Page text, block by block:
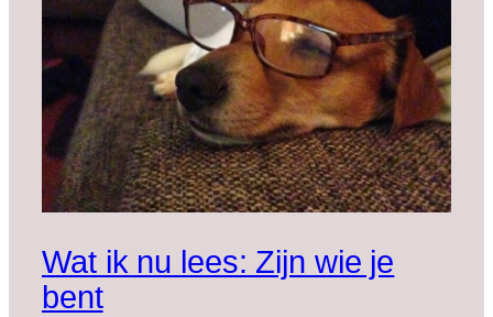
Wat ik nu lees: Zijn wie je
bent